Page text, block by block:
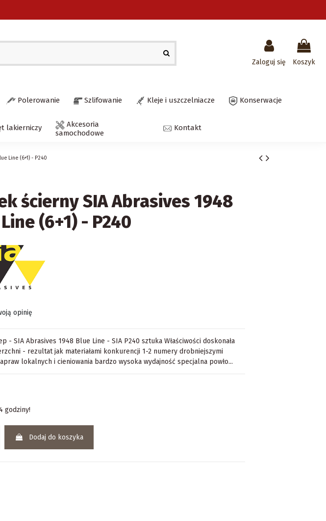
Zaloguj się Koszyk
Polerowanie Szlifowanie Kleje i uszczelniacze Konserwacje
lakierniczy
Akcesoria
samochodowe
Kontakt
Line (6+1) - P240
ścierny SIA Abrasives 1948
(6+1) - P240
opinię
- SIA Abrasives 1948 Blue Line - SIA P240 sztuka Właściwości doskonała
- rezultat jak materiałami konkurencji 1-2 numery drobniejszymi
lokalnych i cieniowania bardzo wysoka wydajność specjalna powło...
godziny!
Dodaj do koszyka